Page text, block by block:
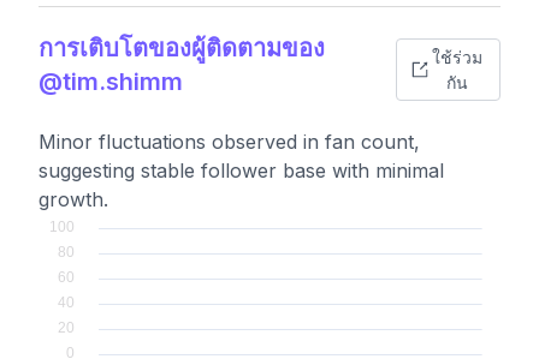
การเติบโตของผู้ติดตามของ
@tim.shimm
ใช้ร่วม
กัน
Minor fluctuations observed in fan count,
suggesting stable follower base with minimal
growth.